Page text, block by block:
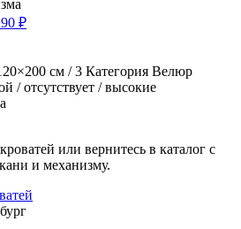
₽
см / 3 Категория Велюр
/ отсутствует / высокие
или вернитесь в каталог с
и механизму.